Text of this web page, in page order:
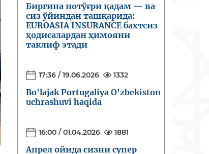
Биргина нотўғри қадам — ва
сиз ўйиндан ташқарида:
EUROASIA INSURANCE бахтсиз
ҳодисалардан ҳимояни
таклиф этади
17:36 / 19.06.2026 1332
Bo'lajak Portugaliya O'zbekiston
uchrashuvi haqida
16:00 / 01.04.2026 1881
Апрел ойида сизни супер